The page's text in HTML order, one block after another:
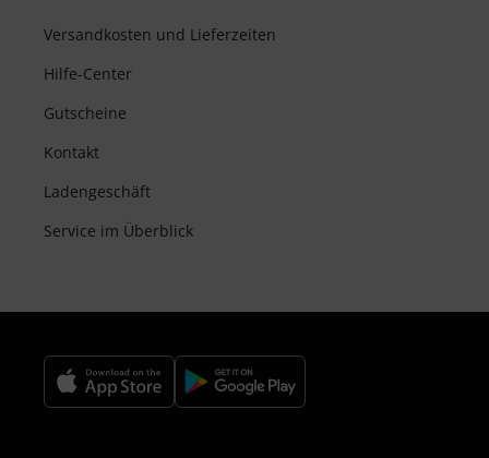
Versandkosten und Lieferzeiten
Hilfe-Center
Gutscheine
Kontakt
Ladengeschäft
Service im Überblick